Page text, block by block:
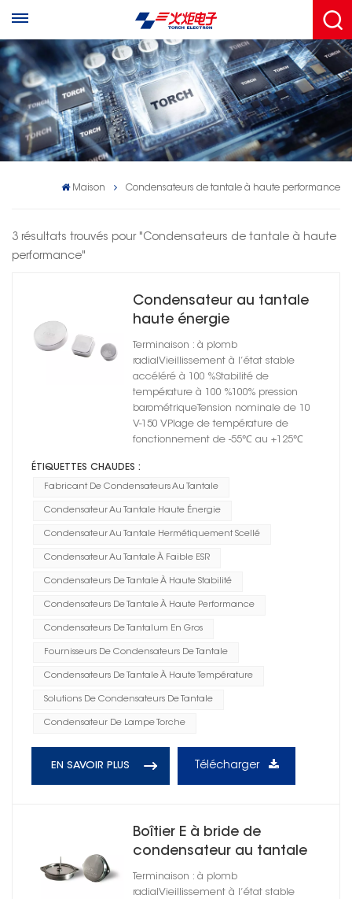
Maison Condensateurs de tantale à haute performance
3 résultats trouvés pour "Condensateurs de tantale à haute
performance"
Condensateur au tantale
haute énergie
hermétiquement scellé
Terminaison : à plomb
radialVieillissement à l’état stable
accéléré à 100 %Stabilité de
température à 100 %100% pression
barométriqueTension nominale de 10
V-150 VPlage de température de
fonctionnement de -55℃ au +125℃
ÉTIQUETTES CHAUDES :
Fabricant De Condensateurs Au Tantale
Condensateur Au Tantale Haute Énergie
Condensateur Au Tantale Hermétiquement Scellé
Condensateur Au Tantale À Faible ESR
Condensateurs De Tantale À Haute Stabilité
Condensateurs De Tantale À Haute Performance
Condensateurs De Tantalum En Gros
Fournisseurs De Condensateurs De Tantale
Condensateurs De Tantale À Haute Température
Solutions De Condensateurs De Tantale
Condensateur De Lampe Torche
EN SAVOIR PLUS Télécharger
Boîtier E à bride de
condensateur au tantale
haute énergie
hermétiquement scellé
Terminaison : à plomb
radialVieillissement à l’état stable